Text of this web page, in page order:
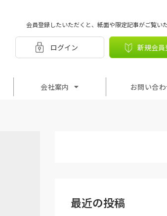
会員登録したいただくと、紙面や限定記事がご覧い
ログイン 新規会員
会社案内 お問い合
最近の投稿